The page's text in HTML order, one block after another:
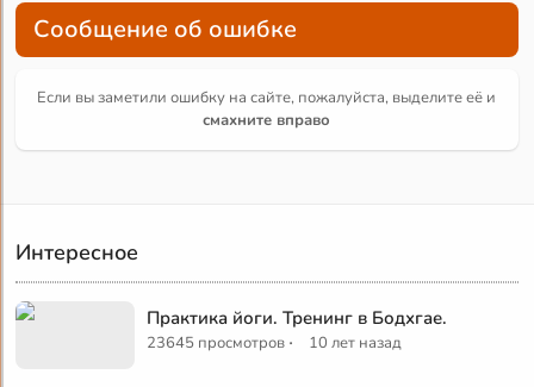
Сообщение об ошибке
Если вы заметили ошибку на сайте, пожалуйста, выделите её и
смахните вправо
Интересное
Практика йоги. Тренинг в Бодхгае.
23645 просмотров · 10 лет назад